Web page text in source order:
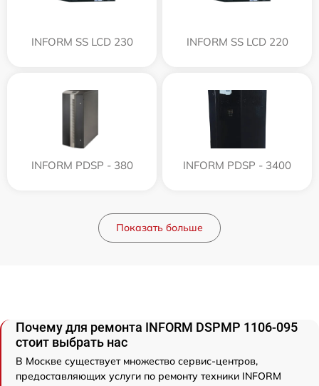
INFORM SS LCD 230 INFORM SS LCD 220
INFORM PDSP - 380 INFORM PDSP - 3400
Показать больше
Почему для ремонта INFORM DSPMP 1106-095
стоит выбрать нас
В Москве существует множество сервис-центров,
предоставляющих услуги по ремонту техники INFORM